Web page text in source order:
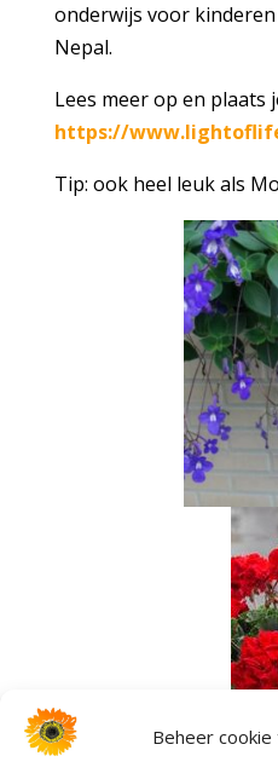
Beheer
onderwijs voor
Nepal.
Lees meer op en plaats
https://
Tip: ook heel leuk als